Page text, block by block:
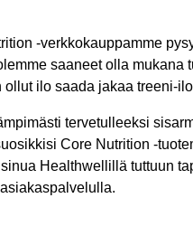
-verkkokauppamme
saaneet olla
ilo saada jakaa treeni-
tervetulleeksi
Core Nutrition -
Healthwellillä tuttuun